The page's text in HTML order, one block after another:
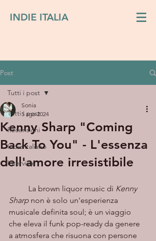
INDIE ITALIA
Post
Tutti i post
Recensioni
Indie italiano
Interviste
Tutti i post
Kenny Sharp "Coming
Back To You" - L'essenza
dell'amore irresistibile
Sonia
5 ago 2024
	La brown liquor music di
Kenny
Sharp non è solo un'esperienza
musicale definita soul; è un viaggio
che eleva il funk pop-ready da genere
a atmosfera che risuona con persone